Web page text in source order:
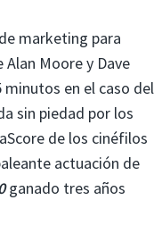
marketing para
Moore y Dave
minutos en el caso del
sin piedad por los
de los cinéfilos
actuación de
ganado tres años